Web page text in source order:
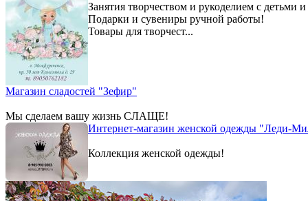
Занятия творчеством и рукоделием с детьми
Подарки и сувениры ручной работы!
Товары для творчест...
Магазин сладостей "Зефир"
Мы сделаем вашу жизнь СЛАЩЕ!
Интернет-магазин женской одежды "Леди-
Коллекция женской одежды!